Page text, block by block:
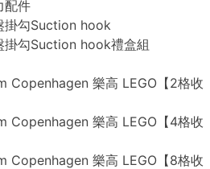
配件
掛勾Suction hook
掛勾Suction hook禮盒組
Copenhagen 樂高 LEGO【2格收
Copenhagen 樂高 LEGO【4格收
Copenhagen 樂高 LEGO【8格收